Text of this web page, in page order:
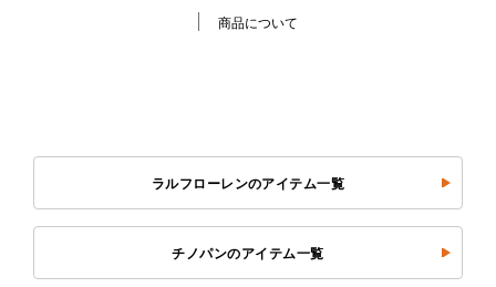
商品について
ラルフローレンのアイテム一覧
チノパンのアイテム一覧